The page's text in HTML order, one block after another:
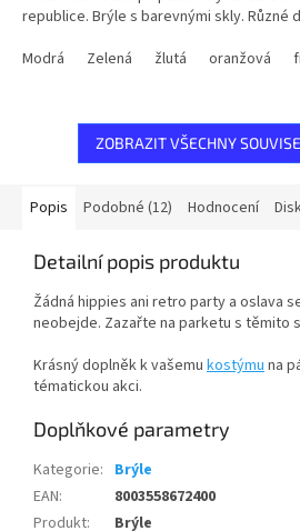
hvězdiček.
republice. Brýle s barevnými skly. Různé
Modrá
Zelená žlutá oranžová
ZOBRAZIT VŠECHNY
Popis Podobné (12) Hodnocení
Detailní popis produktu
Žádná hippies ani retro party a oslava
neobejde. Zazařte na parketu s těmito
Krásný doplněk k vašemu kostýmuna
tématickou akci.
Doplňkové parametry
Kategorie: Brýle
EAN:
8003558672400
Produkt: Brýle